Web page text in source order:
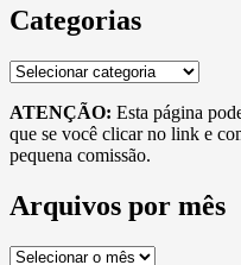
Categorias
Categorias
ATENÇÃO: Esta página
que se você clicar no link e
pequena comissão.
Arquivos por mês
Arquivos